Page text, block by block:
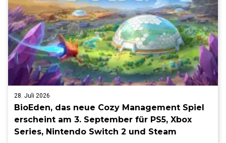
28. Juli 2026
BioEden, das neue Cozy Management Spiel
erscheint am 3. September für PS5, Xbox
Series, Nintendo Switch 2 und Steam